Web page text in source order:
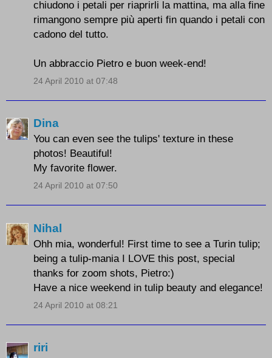
chiudono i petali per riaprirli la mattina, ma alla fine
rimangono sempre più aperti fin quando i petali con
cadono del tutto.
Un abbraccio Pietro e buon week-end!
24 April 2010 at 07:48
Dina
You can even see the tulips' texture in these
photos! Beautiful!
My favorite flower.
24 April 2010 at 07:50
Nihal
Ohh mia, wonderful! First time to see a Turin tulip;
being a tulip-mania I LOVE this post, special
thanks for zoom shots, Pietro:)
Have a nice weekend in tulip beauty and elegance!
24 April 2010 at 08:21
riri